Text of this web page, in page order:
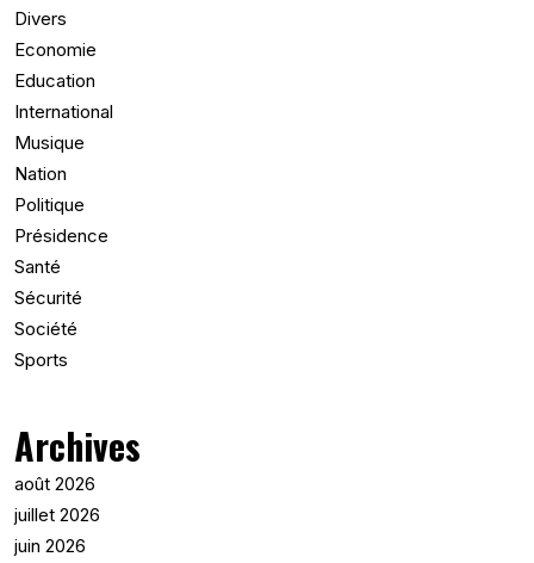
Divers
Economie
Education
International
Musique
Nation
Politique
Présidence
Santé
Sécurité
Société
Sports
Archives
août 2026
juillet 2026
juin 2026